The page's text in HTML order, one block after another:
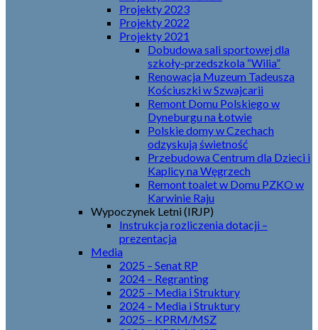
Projekty 2023
Projekty 2022
Projekty 2021
Dobudowa sali sportowej dla
szkoły-przedszkola “Wilia”
Renowacja Muzeum Tadeusza
Kościuszki w Szwajcarii
Remont Domu Polskiego w
Dyneburgu na Łotwie
Polskie domy w Czechach
odzyskują świetność
Przebudowa Centrum dla Dzieci i
Kaplicy na Węgrzech
Remont toalet w Domu PZKO w
Karwinie Raju
Wypoczynek Letni (IRJP)
Instrukcja rozliczenia dotacji –
prezentacja
Media
2025 – Senat RP
2024 – Regranting
2025 – Media i Struktury
2024 – Media i Struktury
2025 – KPRM/MSZ